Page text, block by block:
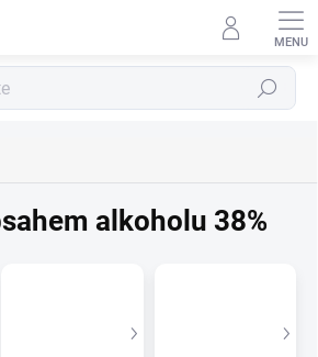
Hledat
alkoholu 38%